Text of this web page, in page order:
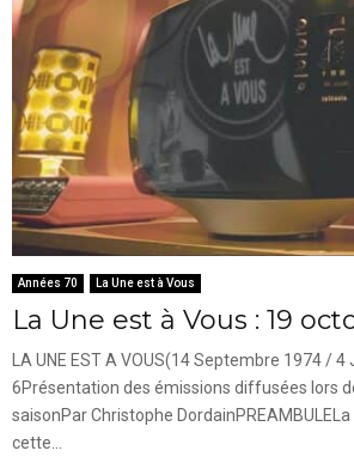
Années 70 La Une est à Vous
La Une est à Vous : 19
LA UNE EST A VOUS(14 Septembre 1974 /
6Présentation des émissions diffusées lors
saisonPar Christophe
cette...